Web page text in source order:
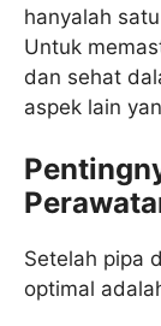
hanyalah
Untuk
dan sehat
aspek lain
Setelah pipa
optimal